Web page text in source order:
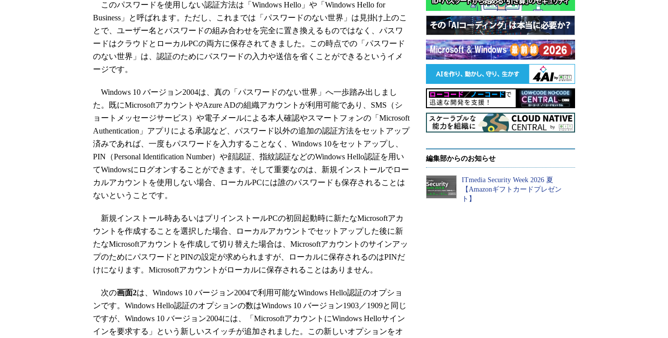
このパスワードを使用しない認証方法は「Windows Hello」や「Windows Hello for
Business」と呼ばれます。ただし、これまでは「パスワードのない世界」は見掛け上のこ
とで、ユーザー名とパスワードの組み合わせを完全に置き換えるものではなく、パスワ
ードはクラウドとローカルPCの両方に保存されてきました。この時点での「パスワード
のない世界」は、認証のためにパスワードの入力や送信を省くことができるというイメ
ージです。
Windows 10 バージョン2004は、真の「パスワードのない世界」へ一歩踏み出しまし
た。既にMicrosoftアカウントやAzure ADの組織アカウントが利用可能であり、SMS（シ
ョートメッセージサービス）や電子メールによる本人確認やスマートフォンの「Microsoft
Authentication」アプリによる承認など、パスワード以外の追加の認証方法をセットアップ
済みであれば、一度もパスワードを入力することなく、Windows 10をセットアップし、
PIN（Personal Identification Number）や顔認証、指紋認証などのWindows Hello認証を用い
てWindowsにログオンすることができます。そして重要なのは、新規インストールでロー
カルアカウントを使用しない場合、ローカルPCには誰のパスワードも保存されることは
ないということです。
新規インストール時あるいはプリインストールPCの初回起動時に新たなMicrosoftアカ
ウントを作成することを選択した場合、ローカルアカウントでセットアップした後に新
たなMicrosoftアカウントを作成して切り替えた場合は、Microsoftアカウントのサインアッ
プのためにパスワードとPINの設定が求められますが、ローカルに保存されるのはPINだ
けになります。Microsoftアカウントがローカルに保存されることはありません。
次の画面2は、Windows 10 バージョン2004で利用可能なWindows Hello認証のオプショ
ンです。Windows Hello認証のオプションの数はWindows 10 バージョン1903／1909と同じ
ですが、Windows 10 バージョン2004には、「MicrosoftアカウントにWindows Helloサイン
インを要求する」という新しいスイッチが追加されました。この新しいオプションをオ
編集部からのお知らせ
ITmedia Security Week 2026 夏
【Amazonギフトカードプレゼン
ト】